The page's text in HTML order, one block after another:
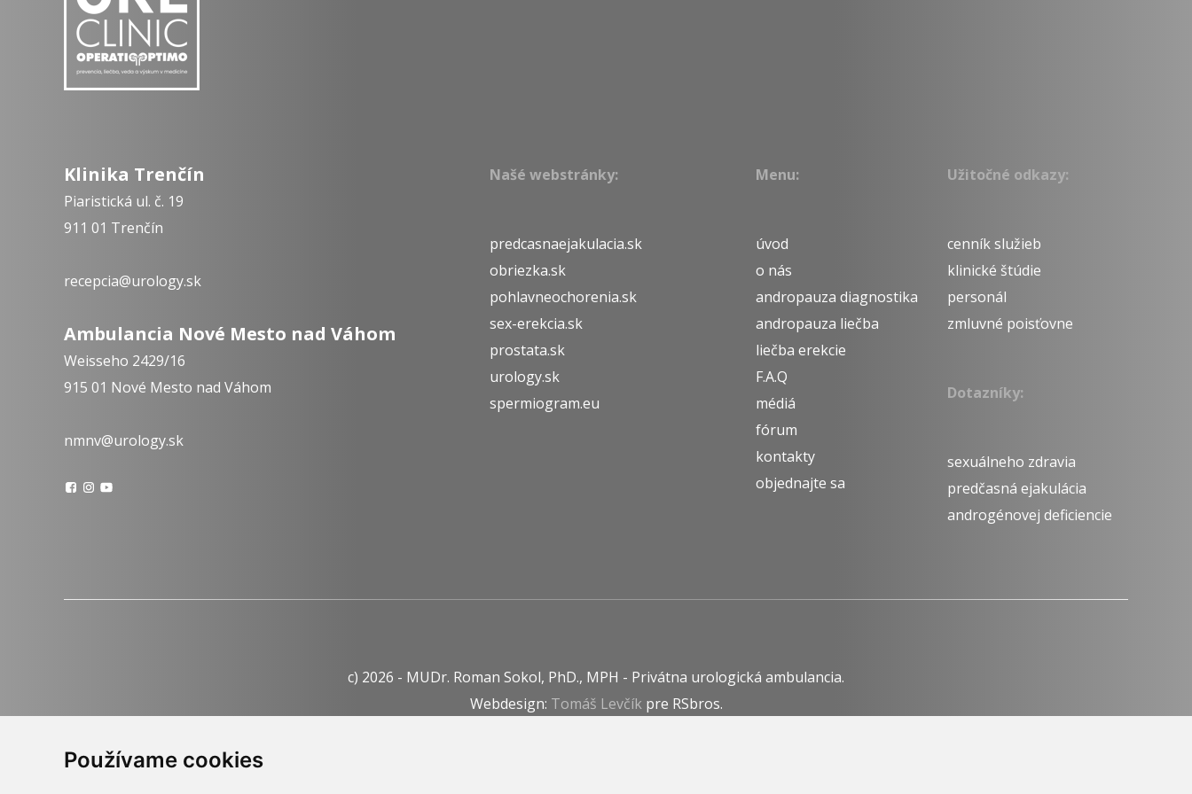
Používame cookies
Klinika Trenčín
Piaristická ul. č. 19
911 01 Trenčín
recepcia@urology.sk
Ambulancia Nové Mesto nad Váhom
Weisseho 2429/16
915 01 Nové Mesto nad Váhom
nmnv@urology.sk
Našé webstránky:
predcasnaejakulacia.sk
obriezka.sk
pohlavneochorenia.sk
sex-erekcia.sk
prostata.sk
urology.sk
spermiogram.eu
Menu:
úvod
o nás
andropauza diagnostika
andropauza liečba
liečba erekcie
F.A.Q
médiá
fórum
kontakty
objednajte sa
Užitočné odkazy:
cenník služieb
klinické štúdie
personál
zmluvné poisťovne
Dotazníky:
sexuálneho zdravia
predčasná ejakulácia
androgénovej deficiencie
c) 2026 - MUDr. Roman Sokol, PhD., MPH - Privátna urologická ambulancia.
Webdesign: Tomáš Levčíkpre RSbros.